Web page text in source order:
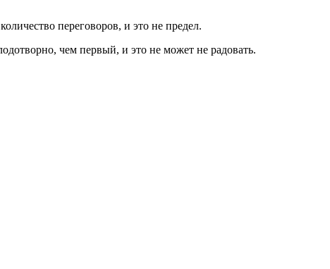
переговоров, и это не предел.
чем первый, и это не может не радовать.